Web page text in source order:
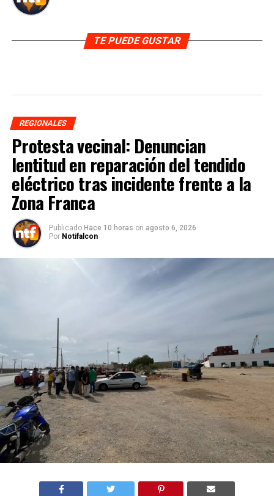
TE PUEDE GUSTAR
REGIONALES
Protesta vecinal: Denuncian
lentitud en reparación del tendido
eléctrico tras incidente frente a la
Zona Franca
Publicado Hace 10 horas on agosto 6, 2026
Por Notifalcon